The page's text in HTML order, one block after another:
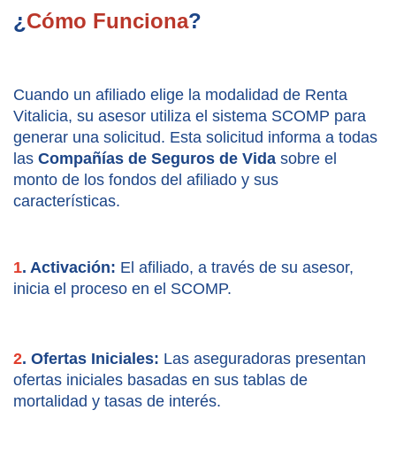
¿ Cómo Funciona?
Cuando un afiliado elige la modalidad de Renta
Vitalicia, su asesor utiliza el sistema SCOMP para
generar una solicitud. Esta solicitud informa a todas
las Compañías de Seguros de Vida sobre el
monto de los fondos del afiliado y sus
características.
1. Activación: El afiliado, a través de su asesor,
inicia el proceso en el SCOMP.
2. Ofertas Iniciales: Las aseguradoras presentan
ofertas iniciales basadas en sus tablas de
mortalidad y tasas de interés.